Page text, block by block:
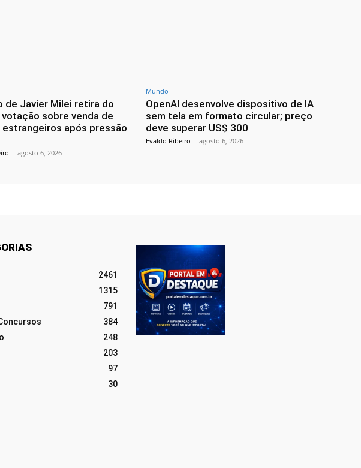
de Javier Milei retira do
votação sobre venda de
estrangeiros após pressão
- agosto 6, 2026
Mundo
OpenAI desenvolve dispositivo de IA
sem tela em formato circular; preço
deve superar US$ 300
Evaldo Ribeiro - agosto 6, 2026
2461
1315
791
384
248
203
97
30